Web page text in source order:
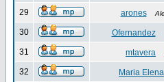
29 arones
30 Ofernandez
31 mtavera
32 Maria Elena